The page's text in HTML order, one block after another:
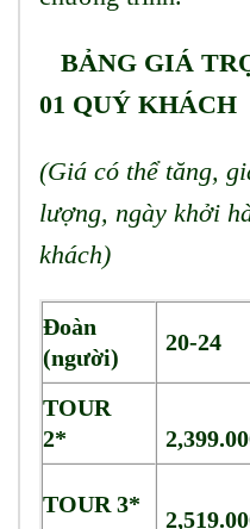
BẢNG GIÁ
01 QUÝ KHÁCH
(Giá có thể tăng,
lượng, ngày khởi
khách)
Đoàn
(người)
20-24
TOUR
2*
TOUR 3*